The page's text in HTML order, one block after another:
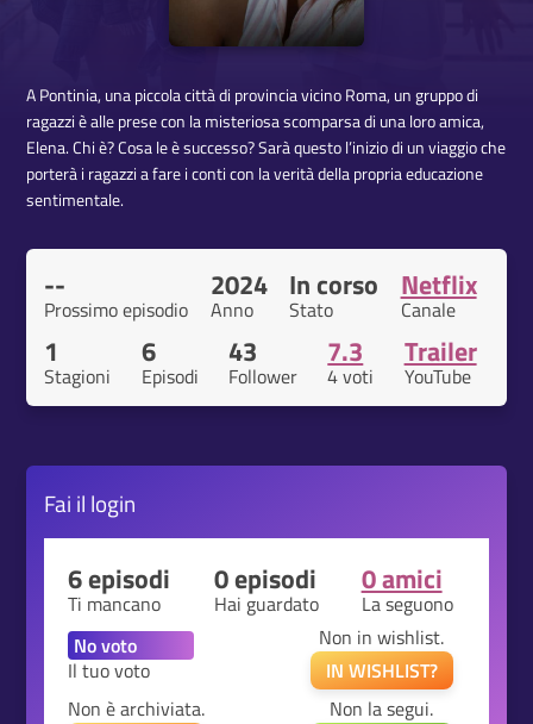
A Pontinia, una piccola città di provincia vicino Roma, un gruppo di
ragazzi è alle prese con la misteriosa scomparsa di una loro amica,
Elena. Chi è? Cosa le è successo? Sarà questo l’inizio di un viaggio che
porterà i ragazzi a fare i conti con la verità della propria educazione
sentimentale.
--
Prossimo episodio
2024
Anno
In corso
Stato
Netflix
Canale
1
Stagioni
6
Episodi
43
Follower
7.3
4 voti
Trailer
YouTube
Fai il login
6 episodi
Ti mancano
0 episodi
Hai guardato
0 amici
La seguono
Il tuo voto
Non in wishlist.
IN WISHLIST?
Non è archiviata.
Non la segui.